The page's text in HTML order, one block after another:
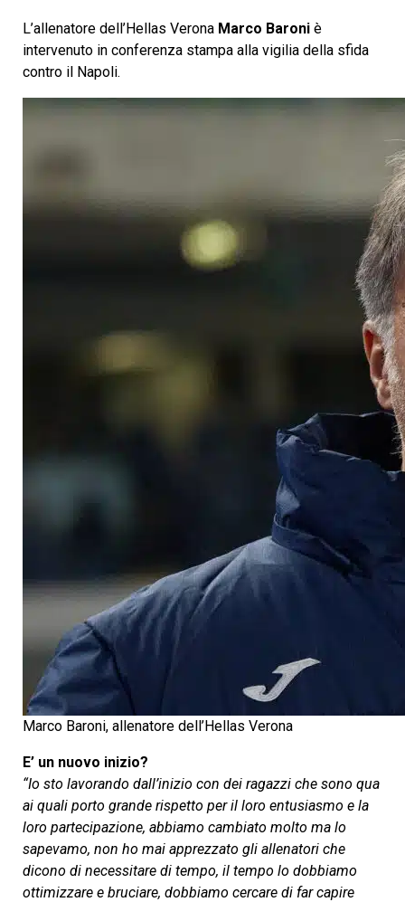
L’allenatore dell’Hellas Verona Marco Baroni è
intervenuto in conferenza stampa alla vigilia della sfida
contro il Napoli.
Marco Baroni, allenatore dell’Hellas Verona
E’ un nuovo inizio?
“Io sto lavorando dall’inizio con dei ragazzi che sono qua
ai quali porto grande rispetto per il loro entusiasmo e la
loro partecipazione, abbiamo cambiato molto ma lo
sapevamo, non ho mai apprezzato gli allenatori che
dicono di necessitare di tempo, il tempo lo dobbiamo
ottimizzare e bruciare, dobbiamo cercare di far capire